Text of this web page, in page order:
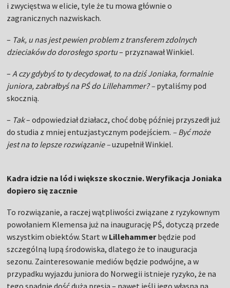
i zwycięstwa w elicie, tyle że tu mowa głównie o
zagranicznych nazwiskach.
– Tak, u nas jest pewien problem z transferem zdolnych
dzieciaków do dorosłego sportu– przyznawał Winkiel.
–A czy gdybyś to ty decydował, to na dziś Joniaka, formalnie
juniora, zabrałbyś na PŚ do Lillehammer? – pytaliśmy pod
skocznią.
– Tak– odpowiedział działacz, choć dobę później przyszedł już
do studia z mniej entuzjastycznym podejściem. – Być może
jest na to lepsze rozwiązanie –uzupełnił Winkiel.
Kadra idzie na lód i większe skocznie. Weryfikacja Joniaka
dopiero się zacznie
To rozwiązanie, a raczej wątpliwości związane z ryzykownym
powołaniem Klemensa już na inaugurację PŚ, dotyczą przede
wszystkim obiektów. Start w Lillehammerbędzie pod
szczególną lupą środowiska, dlatego że to inauguracja
sezonu. Zainteresowanie mediów będzie podwójne, a w
przypadku wyjazdu juniora do Norwegii istnieje ryzyko, że na
tego spadnie dość duża presja – nawet jeśli jego własna na